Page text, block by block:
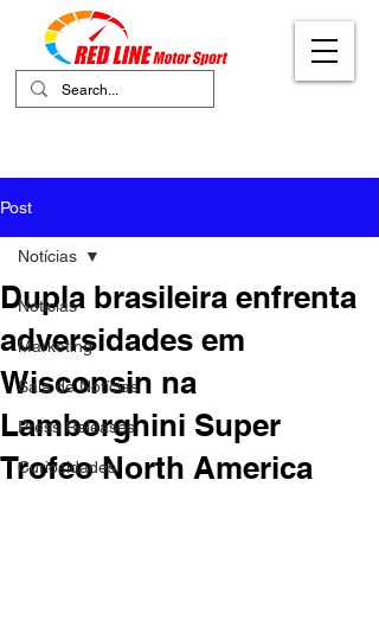
Post
Notícias
Marketing
Sala de Notícias
Press Releases
Curiosidades
Notícias
Dupla brasileira enfrenta
adversidades em
Wisconsin na
Lamborghini Super
Trofeo North America